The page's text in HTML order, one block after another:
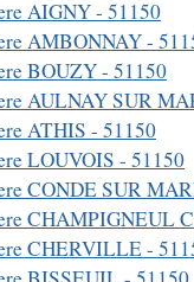
AIGNY - 51150
AMBONNAY -
BOUZY - 51150
AULNAY SUR
ATHIS - 51150
LOUVOIS - 51150
CONDE SUR
CHAMPIGNEUL
CHERVILLE -